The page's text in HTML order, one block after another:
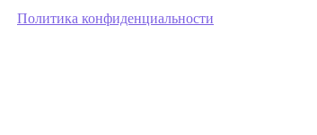
Политика конфиденциальности